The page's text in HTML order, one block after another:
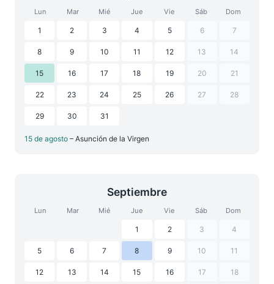
Lun Mar Mié Jue Vie Sáb Dom
1 2 3 4 5 6 7
8 9 10 11 12 13 14
15 16 17 18 19 20 21
22 23 24 25 26 27 28
29 30 31
15 de agosto – Asunción de la Virgen
Septiembre
Lun Mar Mié Jue Vie Sáb Dom
1 2 3 4
5 6 7 8 9 10 11
12 13 14 15 16 17 18